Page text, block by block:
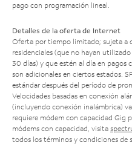
pago con programación lineal.
Detalles de la oferta de Internet
Oferta por tiempo limitado; sujeta a
residenciales (que no hayan
30 días) y que estén al día en pagos
son adicionales en ciertos estados.
estándar después del período de
Velocidades basadas en conexión
(incluyendo conexión inalámbrica)
requiere módem con capacidad Gig
módems con capacidad, visita
todos los términos y condiciones de